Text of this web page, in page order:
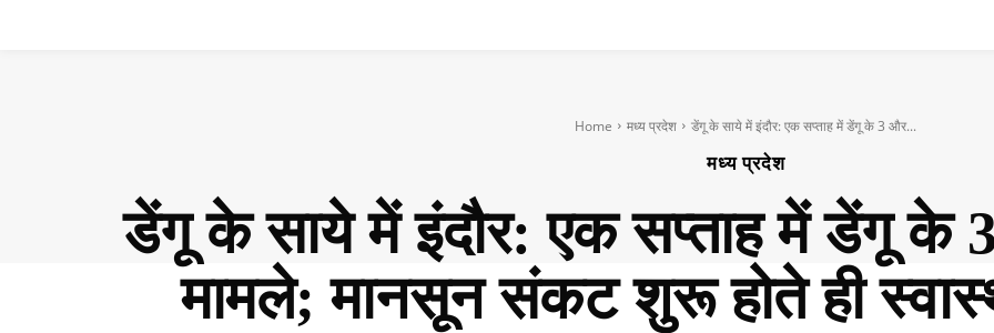
Home मध्य प्रदेश डेंगू के साये में इंदौर: एक सप्ताह में डेंगू के 3 और...
मध्य प्रदेश
डेंगू के साये में इंदौर: एक सप्ताह में डेंगू के
मामले; मानसून संकट शुरू होते ही